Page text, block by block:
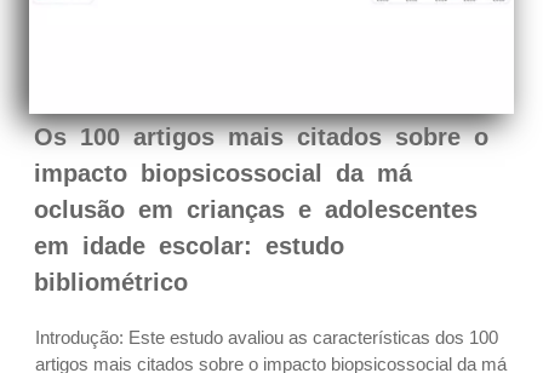
Os 100 artigos mais citados sobre o
impacto biopsicossocial da má
oclusão em crianças e adolescentes
em idade escolar: estudo
bibliométrico
Introdução: Este estudo avaliou as características dos 100
artigos mais citados sobre o impacto biopsicossocial da má